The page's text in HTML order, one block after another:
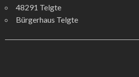
48291 Telgte
Bürgerhaus Telgte